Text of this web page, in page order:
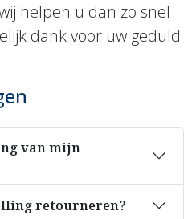
helpen u dan zo snel
dank voor uw geduld
van mijn
retourneren?